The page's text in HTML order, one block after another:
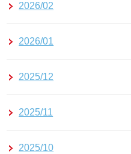
2026/02
2026/01
2025/12
2025/11
2025/10